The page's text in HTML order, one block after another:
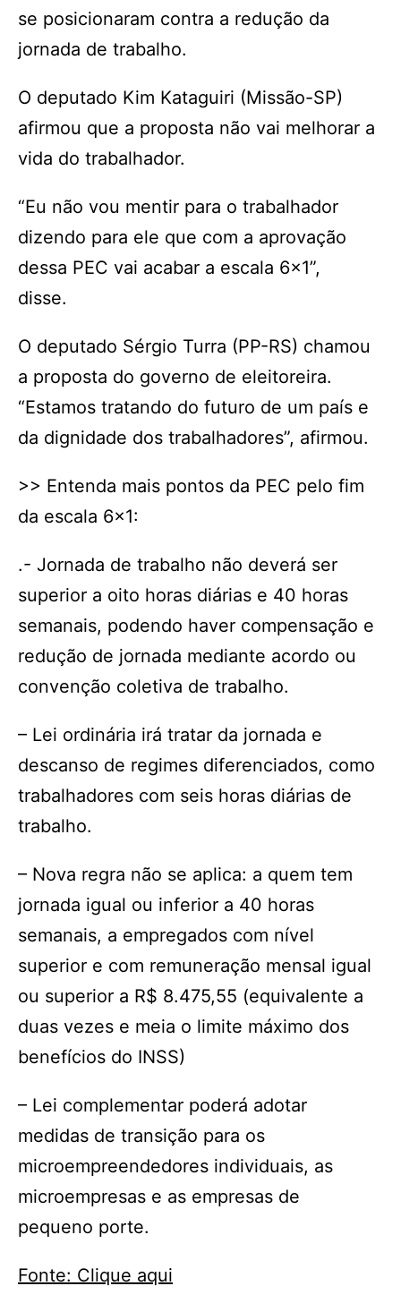
se posicionaram contra a redução da
jornada de trabalho.
O deputado Kim Kataguiri (Missão-SP)
afirmou que a proposta não vai melhorar a
vida do trabalhador.
“Eu não vou mentir para o trabalhador
dizendo para ele que com a aprovação
dessa PEC vai acabar a escala 6×1”,
disse.
O deputado Sérgio Turra (PP-RS) chamou
a proposta do governo de eleitoreira.
“Estamos tratando do futuro de um país e
da dignidade dos trabalhadores”, afirmou.
>> Entenda mais pontos da PEC pelo fim
da escala 6×1:
.- Jornada de trabalho não deverá ser
superior a oito horas diárias e 40 horas
semanais, podendo haver compensação e
redução de jornada mediante acordo ou
convenção coletiva de trabalho.
– Lei ordinária irá tratar da jornada e
descanso de regimes diferenciados, como
trabalhadores com seis horas diárias de
trabalho.
– Nova regra não se aplica: a quem tem
jornada igual ou inferior a 40 horas
semanais, a empregados com nível
superior e com remuneração mensal igual
ou superior a R$ 8.475,55 (equivalente a
duas vezes e meia o limite máximo dos
benefícios do INSS)
– Lei complementar poderá adotar
medidas de transição para os
microempreendedores individuais, as
microempresas e as empresas de
pequeno porte.
Fonte: Clique aqui